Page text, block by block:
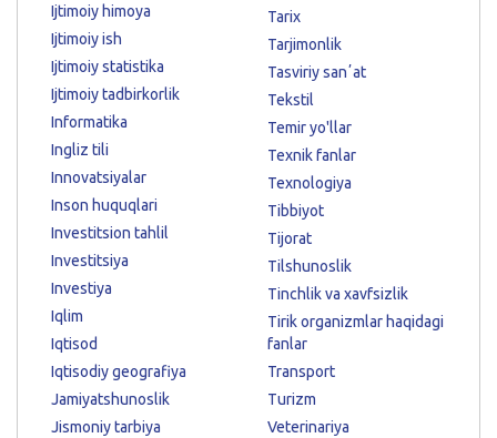
Ijtimoiy himoya
Ijtimoiy ish
Ijtimoiy statistika
Ijtimoiy tadbirkorlik
Informatika
Ingliz tili
Innovatsiyalar
Inson huquqlari
Investitsion tahlil
Investitsiya
Investiya
Iqlim
Iqtisod
Iqtisodiy geografiya
Jamiyatshunoslik
Jismoniy tarbiya
Tarix
Tarjimonlik
Tasviriy sanʼat
Tekstil
Temir yo'llar
Texnik fanlar
Texnologiya
Tibbiyot
Tijorat
Tilshunoslik
Tinchlik va xavfsizlik
Tirik organizmlar haqidagi
fanlar
Transport
Turizm
Veterinariya